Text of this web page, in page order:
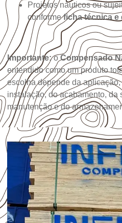
Projetos náuticos ou
conformeficha técnica e
Importante:oCompensado
entendido como um produto
escolha depende da
instalação, do acabamento, da
manutenção e do